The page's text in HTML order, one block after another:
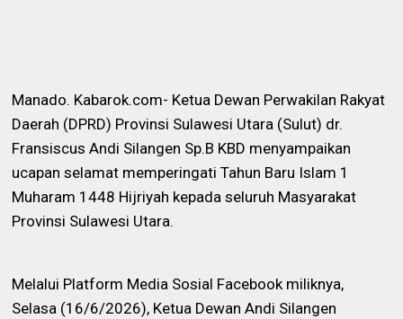
Manado. Kabarok.com- Ketua Dewan Perwakilan Rakyat
Daerah (DPRD) Provinsi Sulawesi Utara (Sulut) dr.
Fransiscus Andi Silangen Sp.B KBD menyampaikan
ucapan selamat memperingati Tahun Baru Islam 1
Muharam 1448 Hijriyah kepada seluruh Masyarakat
Provinsi Sulawesi Utara.
Melalui Platform Media Sosial Facebook miliknya,
Selasa (16/6/2026), Ketua Dewan Andi Silangen